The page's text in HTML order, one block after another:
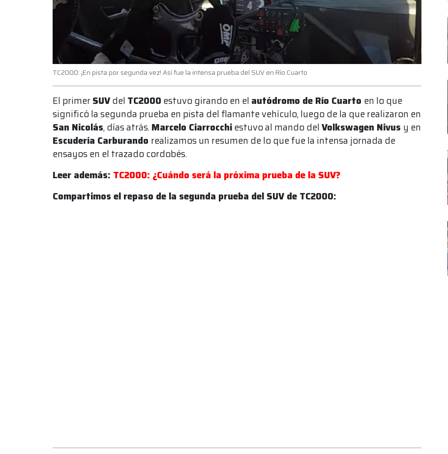
TC2000: ¡En pista por segunda vez! Así fue la intensa prueba del SUV en Río Cuarto
El primerSUVdel TC2000 estuvo girando en el autódromo de Río Cuarto en lo que
significó la segunda prueba en pista del flamante vehículo, luego de la que realizaron en
San Nicolás, días atrás.Marcelo Ciarrocchiestuvo al mando delVolkswagen Nivus y en
Escudería Carburando realizamos un resumen de lo que fue la intensa jornada de
ensayos en el trazado cordobés.
Leer además: TC2000: ¿Cuándo será la próxima prueba de la SUV?
Compartimos el repaso de la segunda prueba del SUV de TC2000: